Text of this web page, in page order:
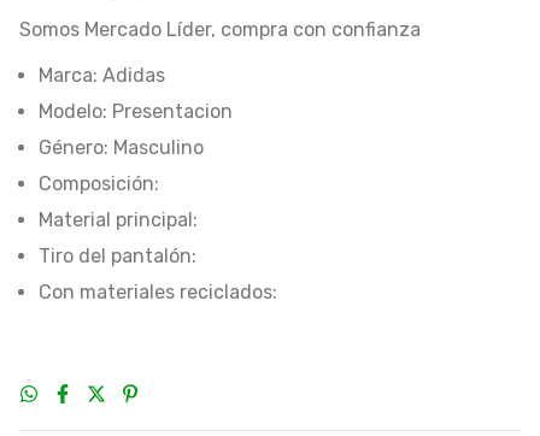
Somos Mercado Líder, compra con confianza
Marca: Adidas
Modelo: Presentacion
Género: Masculino
Composición:
Material principal:
Tiro del pantalón:
Con materiales reciclados: